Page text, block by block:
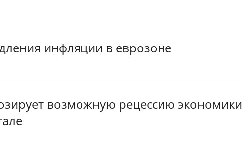
инфляции в еврозоне
возможную рецессию экономики